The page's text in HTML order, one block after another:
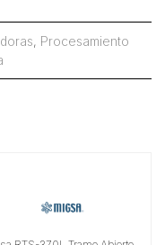
, Procesamiento